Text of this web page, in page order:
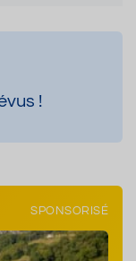
!
SPONSORISÉ